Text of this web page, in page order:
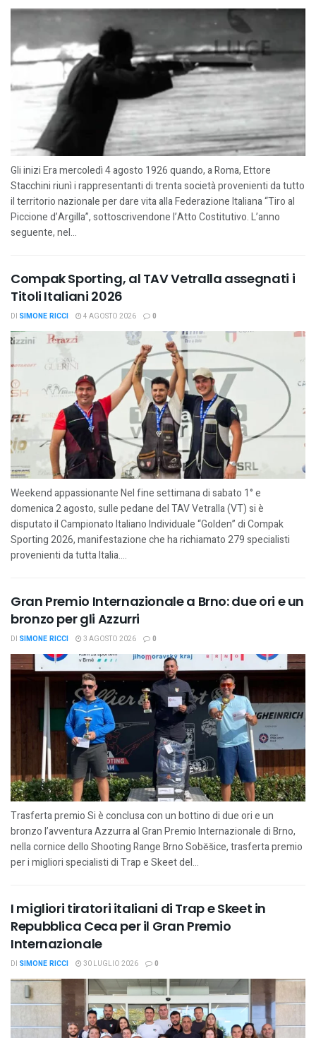
Gli inizi Era mercoledì 4 agosto 1926 quando, a Roma, Ettore
Stacchini riunì i rappresentanti di trenta società provenienti da tutto
il territorio nazionale per dare vita alla Federazione Italiana “Tiro al
Piccione d’Argilla”, sottoscrivendone l’Atto Costitutivo. L’anno
seguente, nel...
Compak Sporting, al TAV Vetralla assegnati i
Titoli Italiani 2026
DI SIMONE RICCI 4 AGOSTO 2026 0
Weekend appassionante Nel fine settimana di sabato 1° e
domenica 2 agosto, sulle pedane del TAV Vetralla (VT) si è
disputato il Campionato Italiano Individuale “Golden” di Compak
Sporting 2026, manifestazione che ha richiamato 279 specialisti
provenienti da tutta Italia....
Gran Premio Internazionale a Brno: due ori e un
bronzo per gli Azzurri
DI SIMONE RICCI 3 AGOSTO 2026 0
Trasferta premio Si è conclusa con un bottino di due ori e un
bronzo l’avventura Azzurra al Gran Premio Internazionale di Brno,
nella cornice dello Shooting Range Brno Soběšice, trasferta premio
per i migliori specialisti di Trap e Skeet del...
I migliori tiratori italiani di Trap e Skeet in
Repubblica Ceca per il Gran Premio
Internazionale
DI SIMONE RICCI 30 LUGLIO 2026 0